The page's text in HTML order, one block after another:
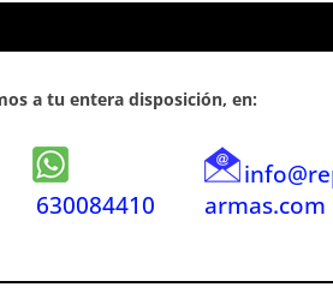
a tu entera disposición, en:
630084410
armas.com